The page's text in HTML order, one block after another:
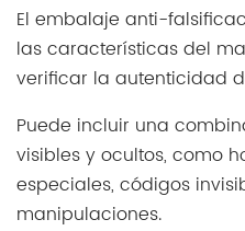
El embalaje anti-
las características del
verificar la autenticidad
Puede incluir una
visibles y ocultos, como
especiales, códigos
manipulaciones.